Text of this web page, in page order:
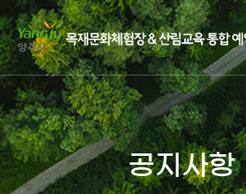
공지사항